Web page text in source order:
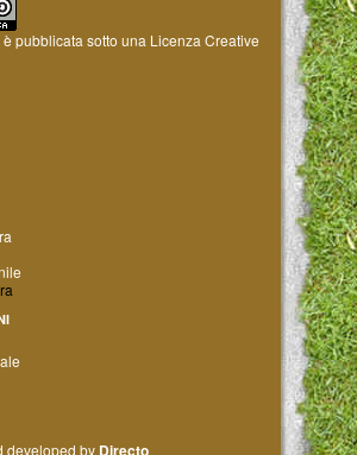
pubblicata sotto una Licenza Creative
developed by Directo